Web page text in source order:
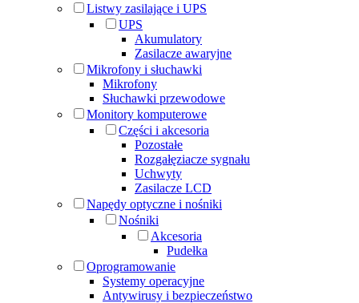
Listwy zasilające i UPS
UPS
Akumulatory
Zasilacze awaryjne
Mikrofony i słuchawki
Mikrofony
Słuchawki przewodowe
Monitory komputerowe
Części i akcesoria
Pozostałe
Rozgałęziacze sygnału
Uchwyty
Zasilacze LCD
Napędy optyczne i nośniki
Nośniki
Akcesoria
Pudełka
Oprogramowanie
Systemy operacyjne
Antywirusy i bezpieczeństwo